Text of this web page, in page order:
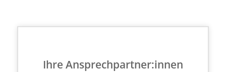
Ihre Ansprechpartner:innen